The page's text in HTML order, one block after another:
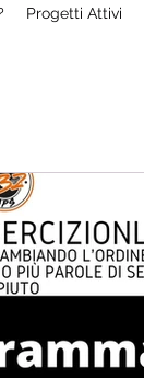
Progetti Attivi